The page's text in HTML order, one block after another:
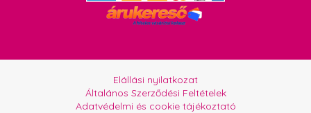
Elállási nyilatkozat
Általános Szerződési Feltételek
Adatvédelmi és cookie tájékoztató